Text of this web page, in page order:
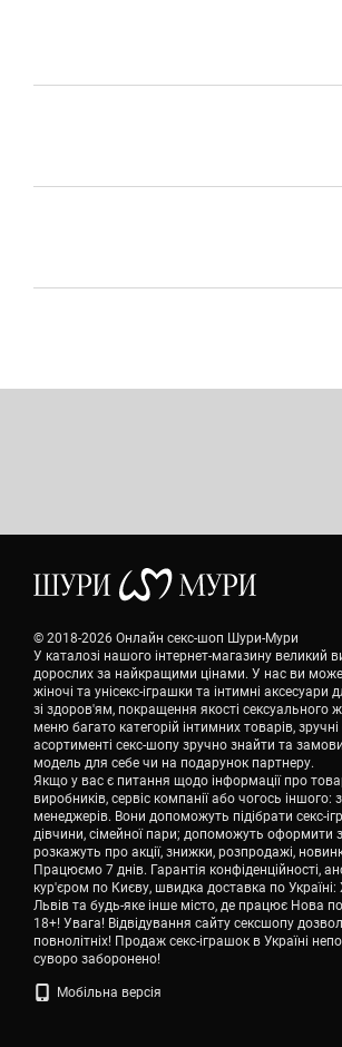
© 2018-2026 Онлайн секс-шоп Шури-Мури
У каталозі нашого інтернет-магазину великий
дорослих за найкращими цінами. У нас ви
жіночі та унісекс-іграшки та інтимні
зі здоров'ям, покращення якості сексуального
меню багато категорій інтимних товарів,
асортименті секс-шопу зручно знайти та
модель для себе чи на подарунок партнеру.
Якщо у вас є питання щодо інформації про
виробників, сервіс компанії або чогось іншого:
менеджерів. Вони допоможуть підібрати секс-
дівчини, сімейної пари; допоможуть оформити
розкажуть про акції, знижки, розпродажі,
Працюємо 7 днів. Гарантія конфіденційності,
кур'єром по Києву, швидка доставка по Україні:
Львів та будь-яке інше місто, де працює Нова
18+! Увага! Відвідування сайту сексшопу
повнолітніх! Продаж секс-іграшок в Україні
суворо заборонено!
Мобільна версія